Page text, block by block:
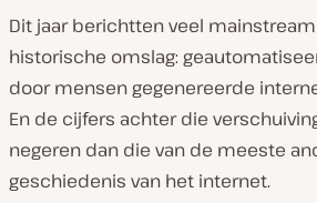
Dit jaar berichtten veel
historische omslag:
door mensen gegenereerde
En de cijfers achter die
negeren dan die van de meeste
geschiedenis van het internet.